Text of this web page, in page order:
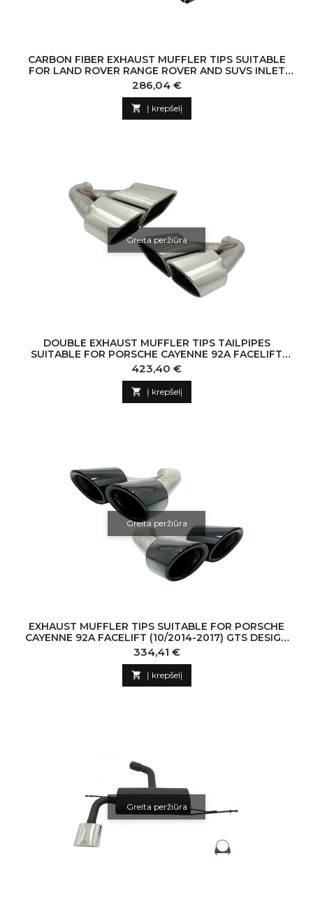
CARBON FIBER EXHAUST MUFFLER TIPS SUITABLE
FOR LAND ROVER RANGE ROVER AND SUVS INLET
7.8CM
Kaina
286,04 €
 Į krepšelį
Greita peržiūra
DOUBLE EXHAUST MUFFLER TIPS TAILPIPES
SUITABLE FOR PORSCHE CAYENNE 92A FACELIFT
(10/2014-2017) TURBO DESIGN
Kaina
423,40 €
 Į krepšelį
Greita peržiūra
EXHAUST MUFFLER TIPS SUITABLE FOR PORSCHE
CAYENNE 92A FACELIFT (10/2014-2017) GTS DESIGN
PIANO BLACK
Kaina
334,41 €
 Į krepšelį
Greita peržiūra